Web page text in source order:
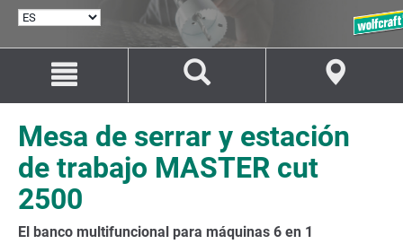
SELECCIONAR
contenido
la
navegación
Mesa de serrar y estación
de trabajo MASTER cut
2500
El banco multifuncional para máquinas 6 en 1